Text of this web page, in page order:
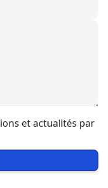
et actualités par